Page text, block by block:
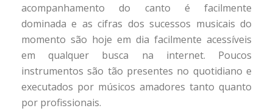
acompanhamento do canto é facilmente
dominada e as cifras dos sucessos musicais do
momento são hoje em dia facilmente acessíveis
em qualquer busca na internet. Poucos
instrumentos são tão presentes no quotidiano e
executados por músicos amadores tanto quanto
por profissionais.